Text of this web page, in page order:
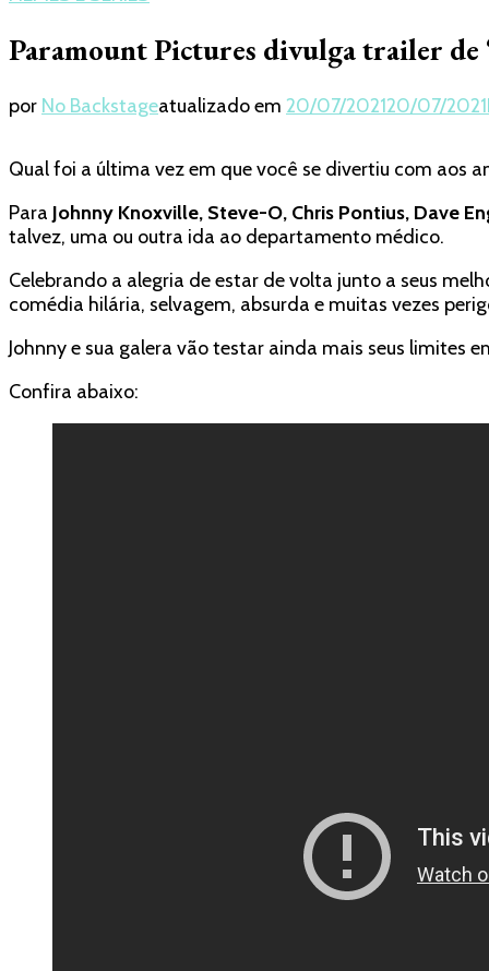
Paramount Pictures divulga trailer de
por No Backstageatualizado em 20/07/202120/07/2021
Qual foi a última vez em que você se divertiu com aos
Para Johnny Knoxville, Steve-O, Chris Pontius, Dave
talvez, uma ou outra ida ao departamento médico.
Celebrando a alegria de estar de volta junto a seus
comédia hilária, selvagem, absurda e muitas vezes
Johnny e sua galera vão testar ainda mais seus limites
Confira abaixo: